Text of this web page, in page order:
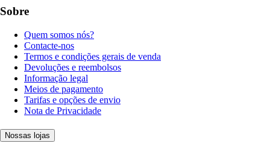
Sobre
Quem somos nós?
Contacte-nos
Termos e condições gerais de venda
Devoluções e reembolsos
Informação legal
Meios de pagamento
Tarifas e opções de envio
Nota de Privacidade
Nossas lojas